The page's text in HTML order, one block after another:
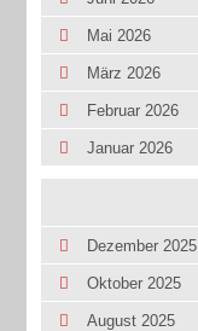
Mai 2026
März 2026
Februar 2026
Januar 2026
Dezember 2025
Oktober 2025
August 2025